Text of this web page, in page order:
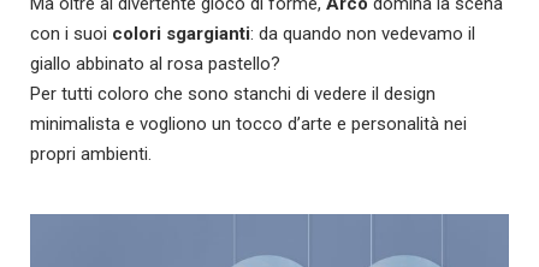
con i suoi colori sgargianti: da quando non vedevamo il
giallo abbinato al rosa pastello?
Per tutti coloro che sono stanchi di vedere il design
minimalista e vogliono un tocco d’arte e personalità nei
propri ambienti.